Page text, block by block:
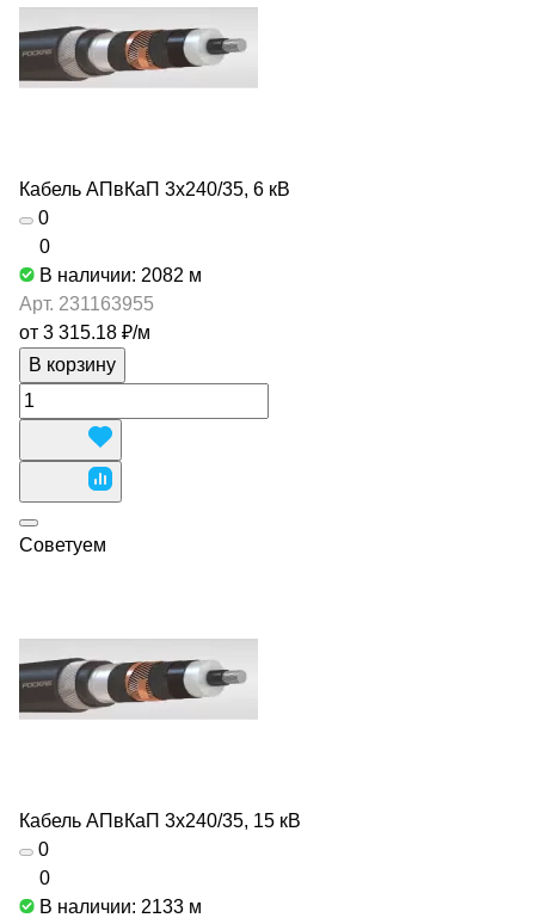
Кабель АПвКаП 3х240/35, 6 кВ
0
0
В наличии: 2082 м
Арт. 231163955
от 3 315.18 ₽/м
В корзину
Советуем
Кабель АПвКаП 3х240/35, 15 кВ
0
0
В наличии: 2133 м